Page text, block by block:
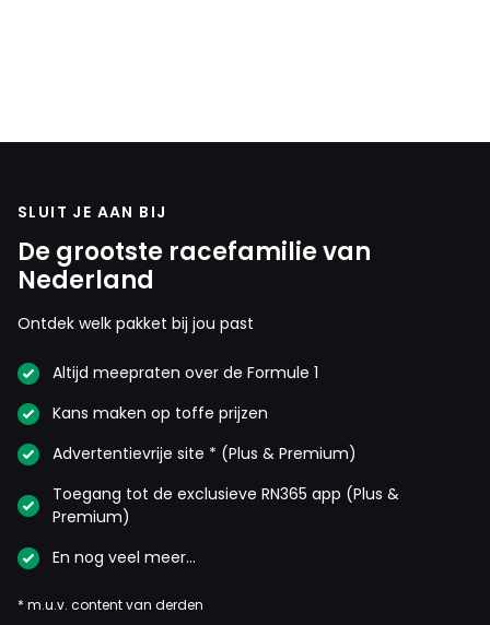
SLUIT JE AAN BIJ
De grootste racefamilie van
Nederland
Ontdek welk pakket bij jou past
Altijd meepraten over de Formule 1
Kans maken op toffe prijzen
Advertentievrije site * (Plus & Premium)
Toegang tot de exclusieve RN365 app (Plus &
Premium)
En nog veel meer…
* m.u.v. content van derden